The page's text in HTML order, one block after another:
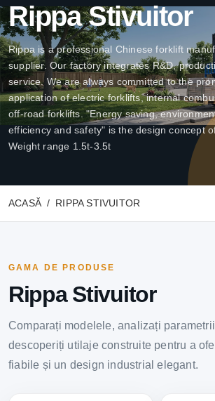
Rippa Stivuitor
Rippa is a professional Chinese forklift
supplier. Our factory integrates R&D,
service. We are always committed to the
application of electric forklifts, internal
off-road forklifts. "Energy saving,
efficiency and safety" is the design concept
Weight range 1.5t-3.5t
ACASĂ RIPPA STIVUITOR
GAMA DE PRODUSE
Rippa Stivuitor
Comparați modelele, analizați
descoperiți utilaje construite pentru a
fiabile și un design industrial elegant.